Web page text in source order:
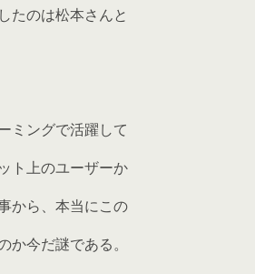
たのは松本さんと
ミングで活躍して
ト上のユーザーか
から、本当にこの
か今だ謎である。